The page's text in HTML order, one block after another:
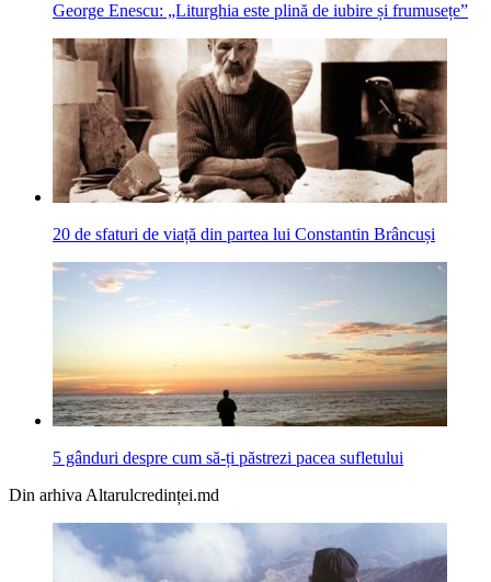
George Enescu: „Liturghia este plină de iubire și frumusețe”
20 de sfaturi de viață din partea lui Constantin Brâncuși
5 gânduri despre cum să-ți păstrezi pacea sufletului
Din arhiva Altarulcredinței.md